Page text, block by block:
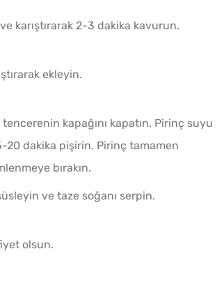
karıştırarak 2-3 dakika kavurun.
ekleyin.
tencerenin kapağını kapatın. Pirinç suyu
20 dakika pişirin. Pirinç tamamen
bırakın.
ve taze soğanı serpin.
olsun.